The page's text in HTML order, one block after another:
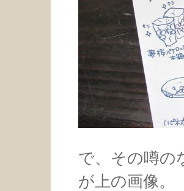
で、その噂の
が上の画像。